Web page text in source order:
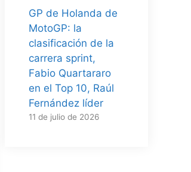
GP de Holanda de
MotoGP: la
clasificación de la
carrera sprint,
Fabio Quartararo
en el Top 10, Raúl
Fernández líder
11 de julio de 2026